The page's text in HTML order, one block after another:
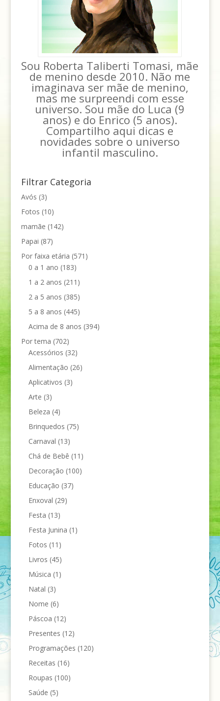
Sou Roberta Taliberti Tomasi, mãe
de menino desde 2010. Não me
imaginava ser mãe de menino,
mas me surpreendi com esse
universo. Sou mãe do Luca (9
anos) e do Enrico (5 anos).
Compartilho aqui dicas e
novidades sobre o universo
infantil masculino.
Filtrar Categoria
Avós (3)
Fotos (10)
mamãe (142)
Papai (87)
Por faixa etária (571)
0 a 1 ano (183)
1 a 2 anos (211)
2 a 5 anos (385)
5 a 8 anos (445)
Acima de 8 anos (394)
Por tema (702)
Acessórios (32)
Alimentação (26)
Aplicativos (3)
Arte (3)
Beleza (4)
Brinquedos (75)
Carnaval (13)
Chá de Bebê (11)
Decoração (100)
Educação (37)
Enxoval (29)
Festa (13)
Festa Junina (1)
Fotos (11)
Livros (45)
Música (1)
Natal (3)
Nome (6)
Páscoa (12)
Presentes (12)
Programações (120)
Receitas (16)
Roupas (100)
Saúde (5)